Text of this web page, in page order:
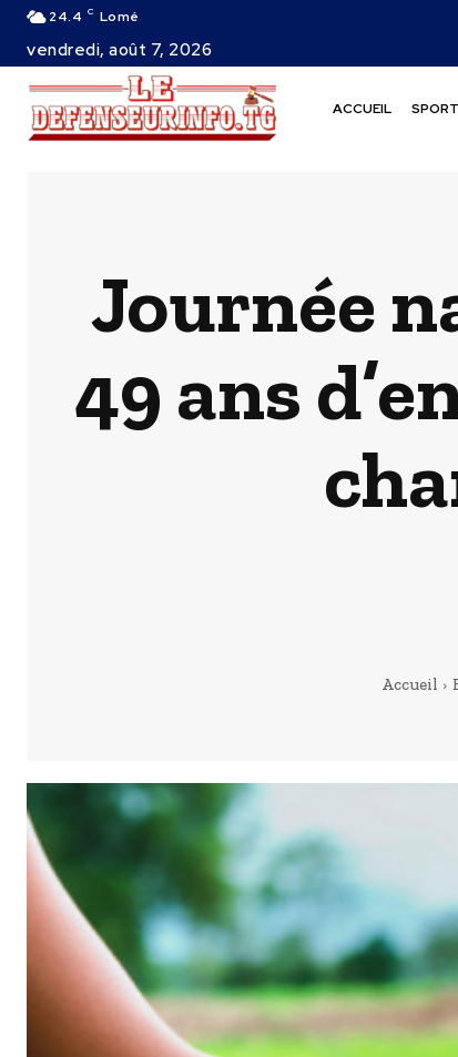
24.4 C Lomé
vendredi, août 7, 2026
ACCUEIL
Journée
49 ans
Accueil